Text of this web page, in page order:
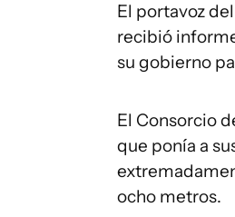
El portavoz
recibió
su gobierno
El Consorcio
que ponía a
ocho metros.